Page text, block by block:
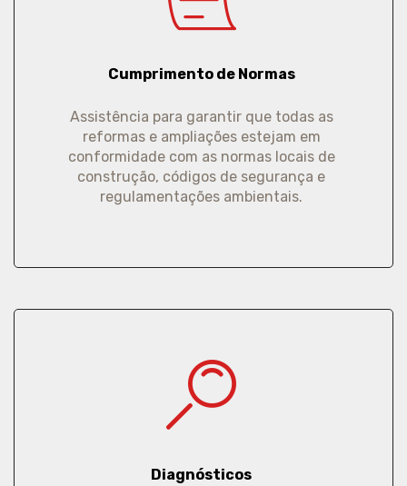
Cumprimento de Normas
Assistência para garantir que todas as
reformas e ampliações estejam em
conformidade com as normas locais de
construção, códigos de segurança e
regulamentações ambientais.
Diagnósticos